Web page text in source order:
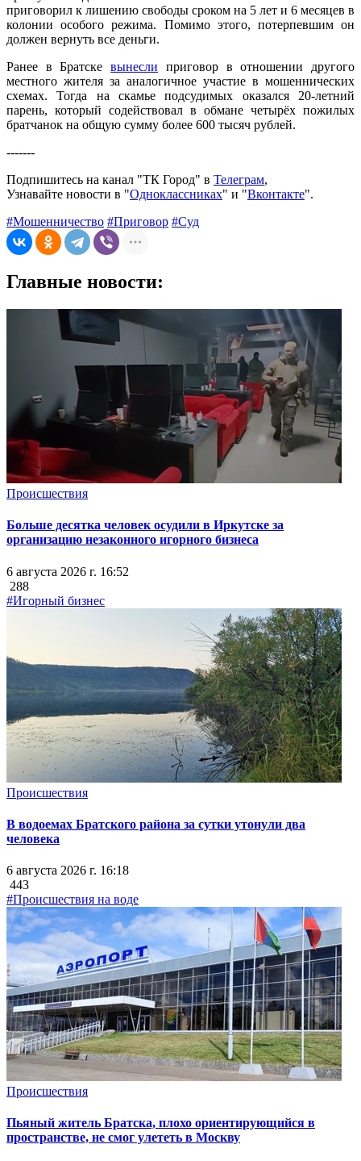
приговорил к лишению свободы сроком на 5 лет и 6 месяцев в
колонии особого режима. Помимо этого, потерпевшим он
должен вернуть все деньги.
Ранее в Братскевынесли приговор в отношении другого
местного жителя за аналогичное участие в мошеннических
схемах. Тогда на скамье подсудимых оказался 20-летний
парень, который содействовал в обмане четырёх пожилых
братчанок на общую сумму более 600 тысяч рублей.
-------
Подпишитесь на канал "ТК Город" в Телеграм,
Узнавайте новости в "Одноклассниках" и "Вконтакте".
#Мошенничество #Приговор #Суд
Главные новости:
Происшествия
Больше десятка человек осудили в Иркутске за
организацию незаконного игорного бизнеса
6 августа 2026 г. 16:52
288
#Игорный бизнес
Происшествия
В водоемах Братского района за сутки утонули два
человека
6 августа 2026 г. 16:18
443
#Происшествия на воде
Происшествия
Пьяный житель Братска, плохо ориентирующийся в
пространстве, не смог улететь в Москву